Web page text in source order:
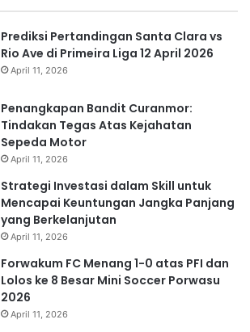
Prediksi Pertandingan Santa Clara vs
Rio Ave di Primeira Liga 12 April 2026
April 11, 2026
Penangkapan Bandit Curanmor:
Tindakan Tegas Atas Kejahatan
Sepeda Motor
April 11, 2026
Strategi Investasi dalam Skill untuk
Mencapai Keuntungan Jangka Panjang
yang Berkelanjutan
April 11, 2026
Forwakum FC Menang 1-0 atas PFI dan
Lolos ke 8 Besar Mini Soccer Porwasu
2026
April 11, 2026